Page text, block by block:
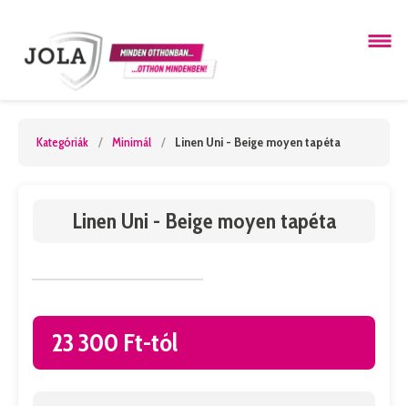
Kategóriák / Minimál / Linen Uni - Beige moyen tapéta
Linen Uni - Beige moyen tapéta
23 300 Ft-tól